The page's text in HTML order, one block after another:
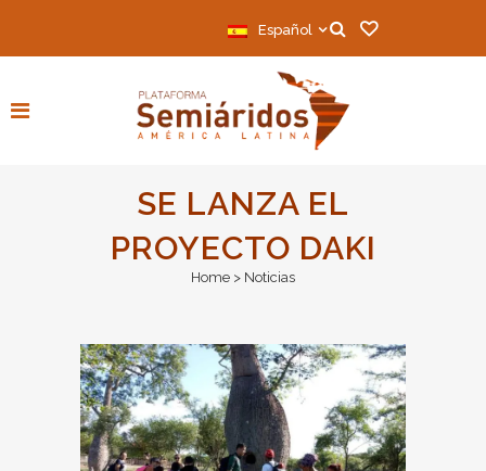
Español
SE LANZA EL
PROYECTO DAKI
Home > Noticias